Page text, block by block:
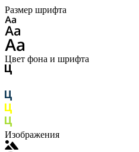
Размер шрифта
Цвет фона и шрифта
Изображения